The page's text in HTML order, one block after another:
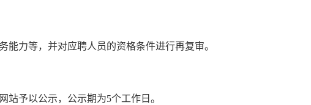
力等，并对应聘人员的资格条件进行再复审。
站予以公示，公示期为5个工作日。